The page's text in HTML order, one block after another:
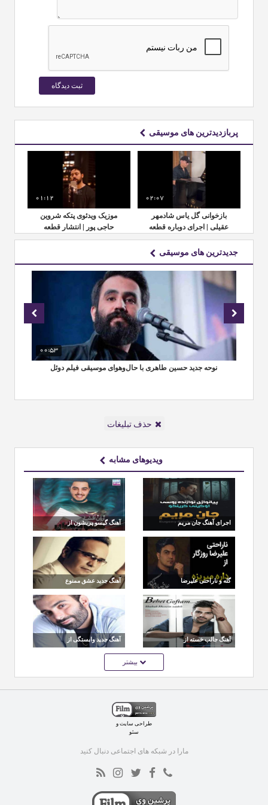
پربازدیدترین های موسیقی
02:07
بازخوانی گل یاس شادمهر
عقیلی | اجرای دوباره قطعه
پس از ۲۸ سال
01:12
موزیک ویدئوی پتکه شروین
حاجی پور | انتشار قطعه
جدید با حال‌وهوایی متفاوت
جدیدترین های موسیقی
00:53
نوحه جدید حسین طاهری با حال‌وهوای موسیقی فیلم دوئل
حذف تبلیغات
ویدیوهای مشابه
اجرای آهنگ جان مریم
توسط نوازنده روسی
آهنگ گیسو پریشون از
آرون افشار
گله و ناراحتی علیرضا
روزگار از داره می ریزه !
آهنگ جدید عشق ممنوع
از شهرام شکوهی
آهنگ جالب خسته از
آهنگ جدید وابستگی از
مسعود صادقلو
بیشتر
طراحی سایتو
سئو
مارا در شبکه های اجتماعی دنبال کنید